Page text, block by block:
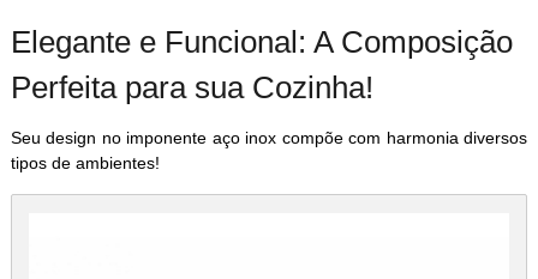
Elegante e Funcional: A Composição
Perfeita para sua Cozinha!
Seu design no imponente aço inox compõe com harmonia diversos
tipos de ambientes!